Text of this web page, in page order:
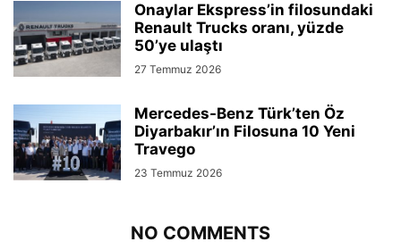
Onaylar Ekspress’in filosundaki
Renault Trucks oranı, yüzde
50’ye ulaştı
27 Temmuz 2026
Mercedes-Benz Türk’ten Öz
Diyarbakır’ın Filosuna 10 Yeni
Travego
23 Temmuz 2026
NO COMMENTS